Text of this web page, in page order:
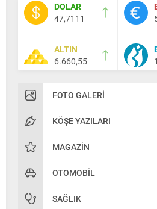
DOLAR
47,7111
ALTIN
6.660,55
FOTO GALERI
KÖŞE YAZILARI
MAGAZIN
OTOMOBIL
SAĞLIK